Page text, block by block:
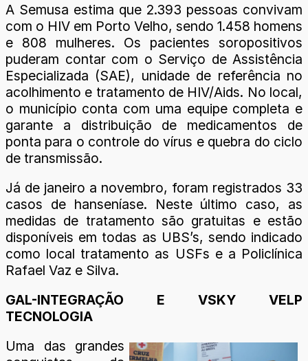
A Semusa estima que 2.393 pessoas convivam
com o HIV em Porto Velho, sendo 1.458 homens
e 808 mulheres. Os pacientes soropositivos
puderam contar com o Serviço de Assistência
Especializada (SAE), unidade de referência no
acolhimento e tratamento de HIV/Aids. No local,
o município conta com uma equipe completa e
garante a distribuição de medicamentos de
ponta para o controle do vírus e quebra do ciclo
de transmissão.
Já de janeiro a novembro, foram registrados 33
casos de hanseníase. Neste último caso, as
medidas de tratamento são gratuitas e estão
disponíveis em todas as UBS’s, sendo indicado
como local tratamento as USFs e a Policlínica
Rafael Vaz e Silva.
GAL-INTEGRAÇÃO E VSKY VELP
TECNOLOGIA
Uma das grandes